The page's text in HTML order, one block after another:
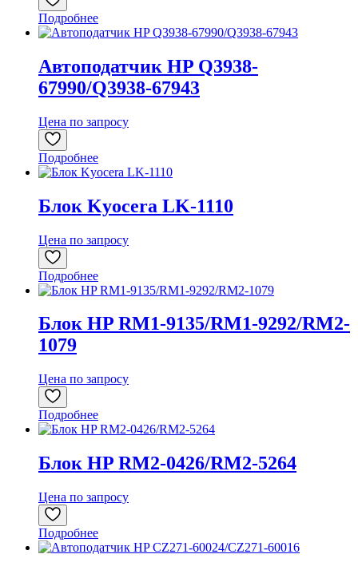
Подробнее
Автоподатчик HP Q3938-
67990/Q3938-67943
Цена по запросу
Подробнее
Блок Kyocera LK-1110
Цена по запросу
Подробнее
Блок HP RM1-9135/RM1-9292/RM2-
1079
Цена по запросу
Подробнее
Блок HP RM2-0426/RM2-5264
Цена по запросу
Подробнее